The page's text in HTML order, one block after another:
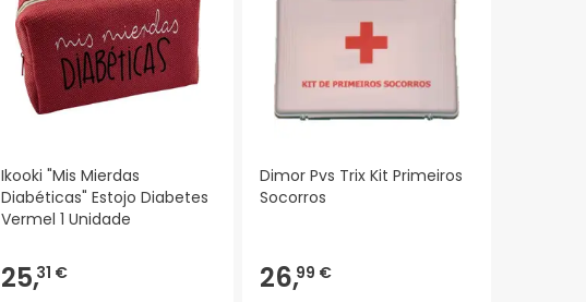
Ikooki "Mis Mierdas
Diabéticas" Estojo Diabetes
Vermel 1 Unidade
25,31 €
Dimor Pvs Trix Kit Primeiros
Socorros
26,99 €